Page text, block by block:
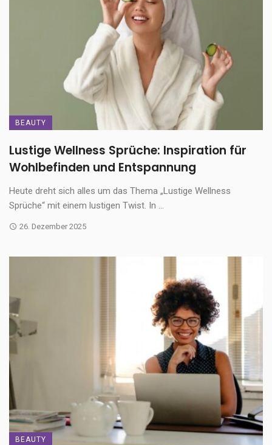
BEAUTY
Lustige Wellness Sprüche: Inspiration für
Wohlbefinden und Entspannung
Heute dreht sich alles um das Thema „Lustige Wellness
Sprüche“ mit einem lustigen Twist. In ...
26. Dezember 2025
BEAUTY